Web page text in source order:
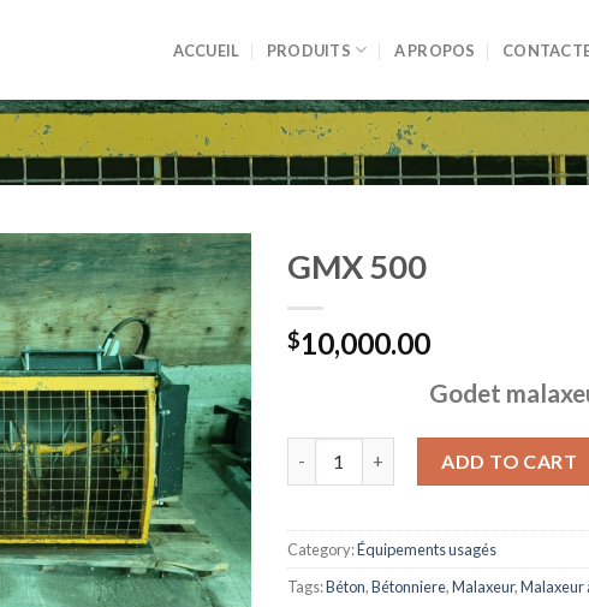
ACCUEIL PRODUITS A PROPOS
Ajouter
à la liste
de
souhaits
GMX 500
$10,000.00
Godet
ADD TO CART
Category:Équipements usagés
Tags:Béton,Bétonniere,Malaxeur,Malaxeur